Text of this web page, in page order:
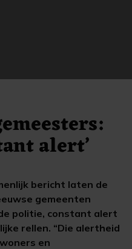
alert’
bericht laten de
gemeenten
politie, constant alert
rellen. “Die alertheid
en